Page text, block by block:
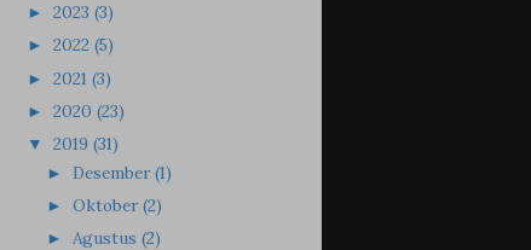
► 2023 (3)
► 2022 (5)
► 2021 (3)
► 2020 (23)
▼ 2019 (31)
► Desember(1)
► Oktober(2)
► Agustus (2)